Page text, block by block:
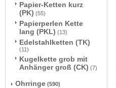
Papier-Ketten kurz
(PK) (55)
Papierperlen Kette
lang (PKL) (13)
Edelstahlketten (TK)
(11)
Kugelkette grob mit
Anhänger groß (CK) (7)
Ohrringe (590)